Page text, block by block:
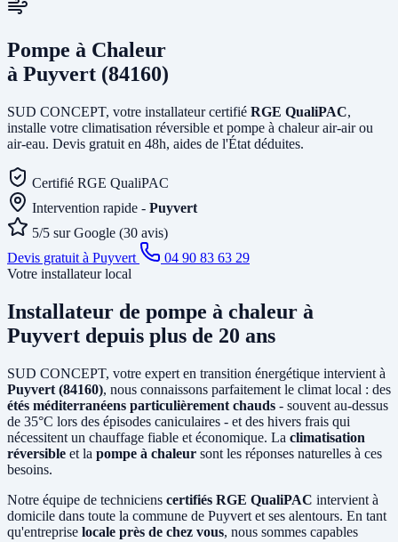
Pompe à Chaleur
à Puyvert (84160)
SUD CONCEPT, votre installateur certifié RGE QualiPAC,
installe votre climatisation réversible et pompe à chaleur air-air ou
air-eau. Devis gratuit en 48h, aides de l'État déduites.
Certifié RGE QualiPAC
Intervention rapide - Puyvert
5/5 sur Google (30 avis)
Devis gratuit à Puyvert
04 90 83 63 29
Votre installateur local
Installateur de pompe à chaleur à
Puyvert depuis plus de 20 ans
SUD CONCEPT, votre expert en transition énergétique intervient à
Puyvert (84160), nous connaissons parfaitement le climat local : des
étés méditerranéens particulièrement chauds - souvent au-dessus
de 35°C lors des épisodes caniculaires - et des hivers frais qui
nécessitent un chauffage fiable et économique. La climatisation
réversible et la pompe à chaleur sont les réponses naturelles à ces
besoins.
Notre équipe de techniciens certifiés RGE QualiPAC intervient à
domicile dans toute la commune de Puyvert et ses alentours. En tant
qu'entreprise locale près de chez vous, nous sommes capables